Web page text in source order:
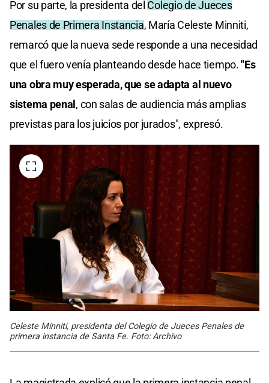
Por su parte, la presidenta del Colegio de Jueces
Penales de Primera Instancia, María Celeste Minniti,
remarcó que la nueva sede responde a una necesidad
que el fuero venía planteando desde hace tiempo."Es
una obra muy esperada, que se adapta al nuevo
sistema penal, con salas de audiencia más amplias
previstas para los juicios por jurados", expresó.
Celeste Minniti, presidenta del Colegio de Jueces Penales de
primera instancia de Santa Fe. Foto: Archivo